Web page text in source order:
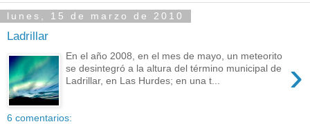
lunes, 15 de marzo de 2010
Ladrillar
›
En el año 2008, en el mes de mayo, un meteorito
se desintegró a la altura del término municipal de
Ladrillar, en Las Hurdes; en una t...
6 comentarios: